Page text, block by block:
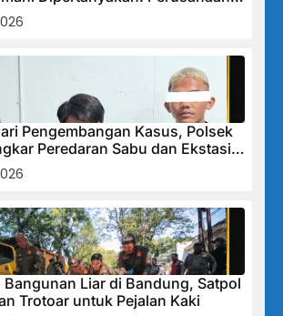
Keuangan Justru
Laba.
Pengembangan Kasus, Polsek
Peredaran Sabu dan Ekstasi
Tiga Pelaku Diamankan
Liar di Bandung, Satpol
Trotoar untuk Pejalan Kaki